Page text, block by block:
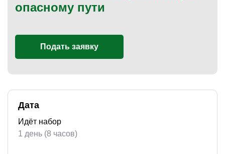
опасному пути
Подать заявку
Дата
Идёт набор
1 день (8 часов)